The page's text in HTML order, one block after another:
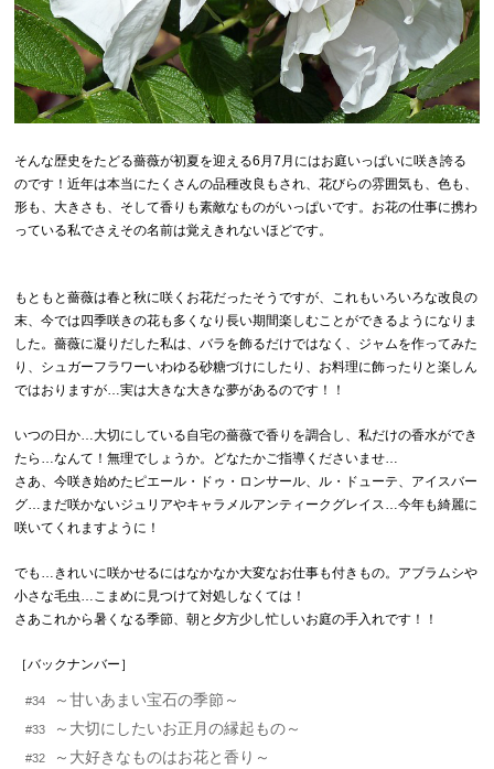
そんな歴史をたどる薔薇が初夏を迎える6月7月にはお庭いっぱいに咲き誇る
のです！近年は本当にたくさんの品種改良もされ、花びらの雰囲気も、色も、
形も、大きさも、そして香りも素敵なものがいっぱいです。お花の仕事に携わ
っている私でさえその名前は覚えきれないほどです。
もともと薔薇は春と秋に咲くお花だったそうですが、これもいろいろな改良の
末、今では四季咲きの花も多くなり長い期間楽しむことができるようになりま
した。薔薇に凝りだした私は、バラを飾るだけではなく、ジャムを作ってみた
り、シュガーフラワーいわゆる砂糖づけにしたり、お料理に飾ったりと楽しん
ではおりますが…実は大きな大きな夢があるのです！！
いつの日か…大切にしている自宅の薔薇で香りを調合し、私だけの香水ができ
たら…なんて！無理でしょうか。どなたかご指導くださいませ…
さあ、今咲き始めたピエール・ドゥ・ロンサール、ル・ドューテ、アイスバー
グ…まだ咲かないジュリアやキャラメルアンティークグレイス…今年も綺麗に
咲いてくれますように！
でも…きれいに咲かせるにはなかなか大変なお仕事も付きもの。アブラムシや
小さな毛虫…こまめに見つけて対処しなくては！
さあこれから暑くなる季節、朝と夕方少し忙しいお庭の手入れです！！
［バックナンバー］
#34 ～甘いあまい宝石の季節～
#33 ～大切にしたいお正月の縁起もの～
#32 ～大好きなものはお花と香り～